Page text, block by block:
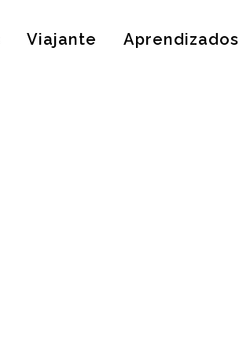
Viajante Aprendizados